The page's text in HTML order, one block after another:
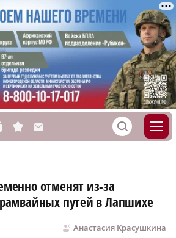
s M S
отменят из-за
путей в Лапшихе
Анастасия Красушкина